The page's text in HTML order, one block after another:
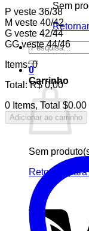
Sem
Pesquisar
por:
0
Carrinho
Sem
Retornar para
P veste 36/38
M veste 40/42
G veste 42/44
GG veste 44/46
Items:0
Total :R$0,00
0 Items, Total $0.00
Adicionar ao carrinho